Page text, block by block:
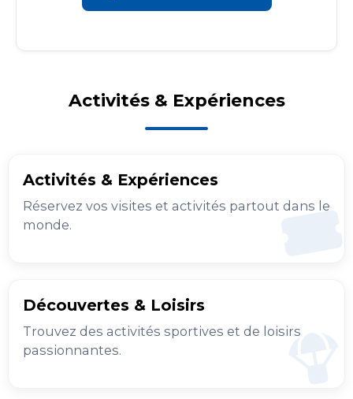
Activités & Expériences
Activités & Expériences
Réservez vos visites et activités partout dans le
monde.
Découvertes & Loisirs
Trouvez des activités sportives et de loisirs
passionnantes.